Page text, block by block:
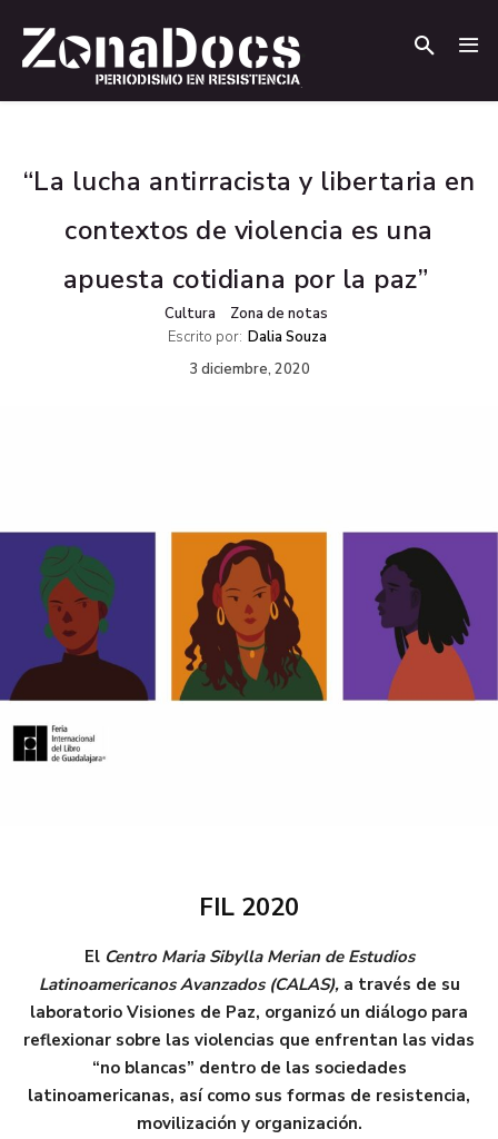
“La lucha antirracista y libertaria en
contextos de violencia es una
apuesta cotidiana por la paz”
Cultura
Zona de notas
Escrito por: Dalia Souza
3 diciembre, 2020
FIL 2020
El Centro Maria Sibylla Merian de Estudios
Latinoamericanos Avanzados (CALAS), a través de su
laboratorio Visiones de Paz, organizó un diálogo para
reflexionar sobre las violencias que enfrentan las vidas
“no blancas” dentro de las sociedades
latinoamericanas, así como sus formas de resistencia,
movilización y organización.